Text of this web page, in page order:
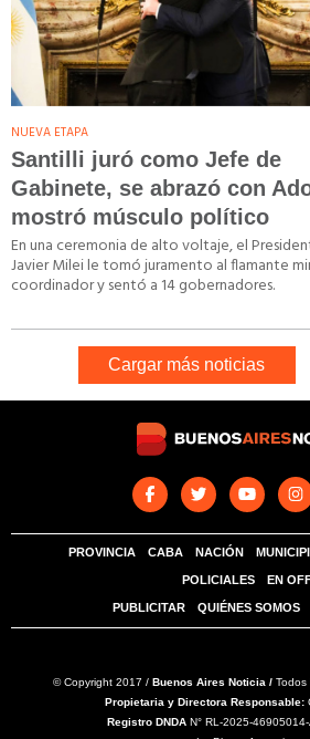
NUEVA ETAPA
Santilli juró como Jefe de
Gabinete, se abrazó con
mostró músculo político
En una ceremonia de alto voltaje, el
Javier Milei le tomó juramento al flamante
coordinador y sentó a 14 gobernadores.
Cargar más noticias
PROVINCIA CABA NACIÓN
POLICIALES EN
PUBLICITAR QUIÉNES SOMOS
© Copyright 2017 / Buenos Aires Noticia / Todos
Propietaria y Directora Responsable:
Registro DNDA N° RL-2025-